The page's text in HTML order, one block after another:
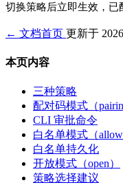
切换策略后立即生效，已
← 文档首页 更新于
本页内容
三种策略
配对码模式（
CLI 审批命令
白名单模式（
白名单持久化
开放模式（open）
策略选择建议